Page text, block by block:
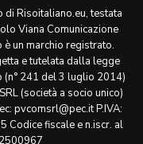
Risoitaliano.eu, testata
Viana Comunicazione
è un marchio registrato.
e tutelata dalla legge
(n° 241 del 3 luglio 2014)
(società a socio unico)
pvcomsrl@pec.it P.IVA:
Codice fiscale e n.iscr. al